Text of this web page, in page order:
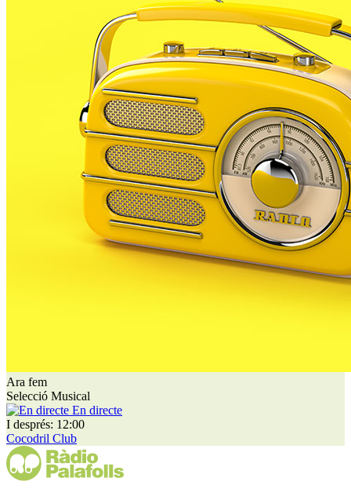
Ara fem
Selecció Musical
En directe
I després: 12:00
Cocodril Club